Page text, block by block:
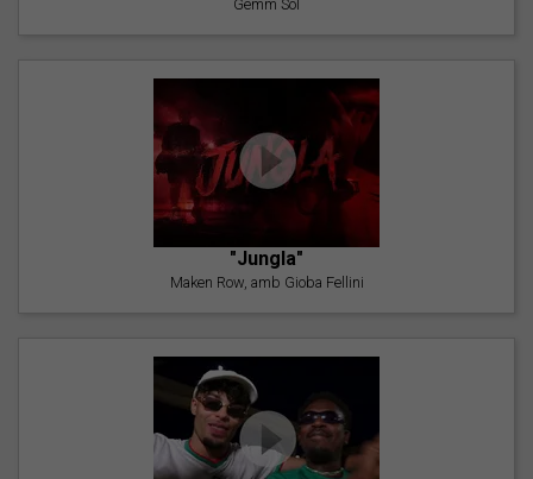
Gemm Sol
"Jungla"
Maken Row, amb Gioba Fellini